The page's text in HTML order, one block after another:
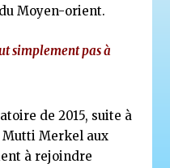
Moyen-orient.
simplement pas à
de 2015, suite à
Mutti Merkel aux
à rejoindre